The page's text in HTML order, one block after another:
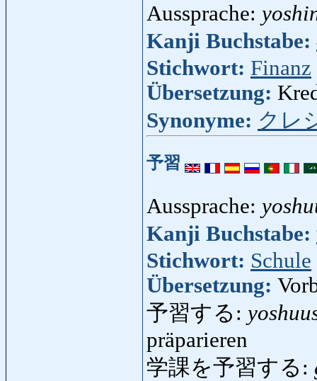
Aussprache:
Kanji Buchstabe:
Stichwort: Finanz
Übersetzung:
Synonyme: クレ
予習
Aussprache:
Kanji Buchstabe:
Stichwort: Schule
Übersetzung:
予習する:
präparieren
学課を予習する: